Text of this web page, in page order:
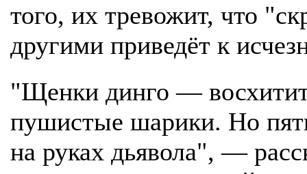
того, их тревожит, что
другими приведёт к
"Щенки динго —
пушистые шарики. Но
на руках дьявола", —